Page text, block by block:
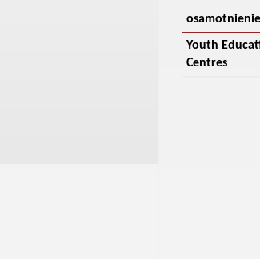
Youth
Centres